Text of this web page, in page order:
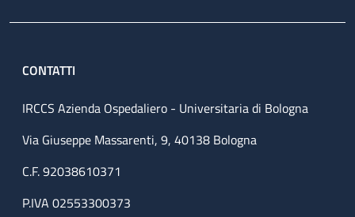
CONTATTI
IRCCS Azienda Ospedaliero - Universitaria di Bologna
Via Giuseppe Massarenti, 9, 40138 Bologna
C.F. 92038610371
P.IVA 02553300373